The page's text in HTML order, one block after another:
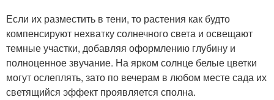
Если их разместить в тени, то растения как будто
компенсируют нехватку солнечного света и освещают
темные участки, добавляя оформлению глубину и
полноценное звучание. На ярком солнце белые цветки
могут ослеплять, зато по вечерам в любом месте сада их
светящийся эффект проявляется сполна.